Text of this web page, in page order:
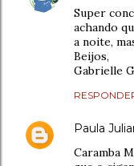
Super
achando
a noite,
Beijos,
Gabrielle
Paula
Caramba